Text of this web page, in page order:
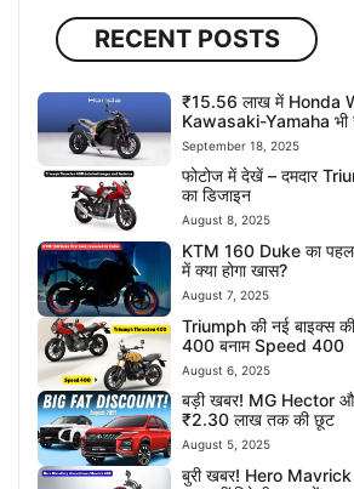
RECENT POSTS
₹15.56 लाख में Honda
Kawasaki-Yamaha भी
September 18, 2025
फोटोज में देखें – दमदार
का डिजाइन
August 8, 2025
KTM 160 Duke का
में क्या होगा खास?
August 7, 2025
Triumph की नई बाइक्स
400 बनाम Speed 400
August 6, 2025
बड़ी खबर! MG Hector
₹2.30 लाख तक की छूट
August 5, 2025
बुरी खबर! Hero Mavrick